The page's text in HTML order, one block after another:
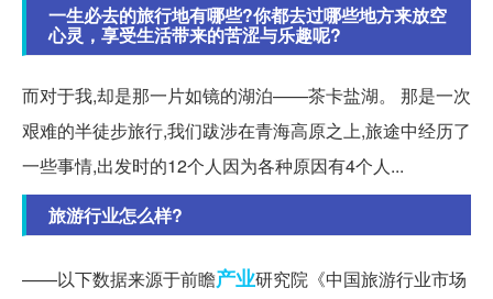
一生必去的旅行地有哪些?你都去过哪些地方来放空
心灵，享受生活带来的苦涩与乐趣呢?
而对于我,却是那一片如镜的湖泊——茶卡盐湖。 那是一次
艰难的半徒步旅行,我们跋涉在青海高原之上,旅途中经历了
一些事情,出发时的12个人因为各种原因有4个人...
旅游行业怎么样?
——以下数据来源于前瞻产业研究院《中国旅游行业市场